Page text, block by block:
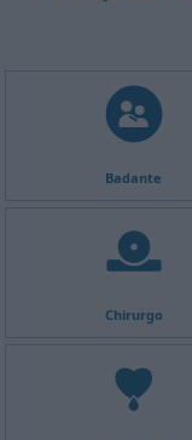
Badante
Chirurgo